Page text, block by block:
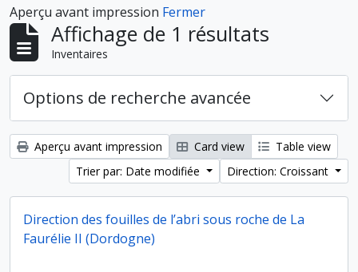
Aperçu avant impression Fermer
Affichage de 1 résultats
Inventaires
Options de recherche avancée
Aperçu avant impression Card view
Table view
Trier par: Date modifiée
Direction: Croissant
Direction des fouilles de l’abri sous roche de La
Faurélie II (Dordogne)